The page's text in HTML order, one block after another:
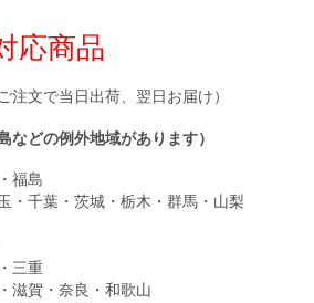
応商品
注文で当日出荷、翌日お届け）
などの例外地域があります）
福島
・千葉・茨城・栃木・群馬・山梨
三重
滋賀・奈良・和歌山